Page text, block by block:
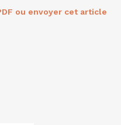
ou envoyer cet article